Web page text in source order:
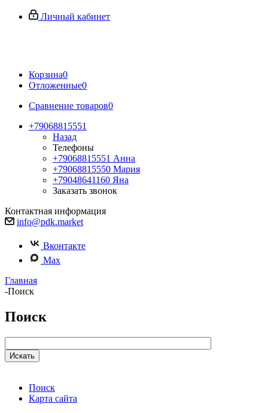
Личный кабинет
Корзина0
Отложенные0
Сравнение товаров0
+79068815551
Назад
Телефоны
+79068815551 Анна
+79068815550 Мария
+79048641160 Яна
Заказать звонок
Контактная информация
info@pdk.market
Вконтакте
Max
Главная
-Поиск
Поиск
Поиск
Карта сайта